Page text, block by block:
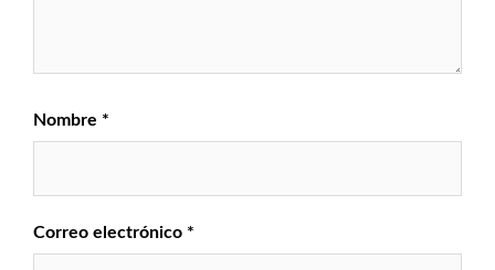
Nombre *
Correo electrónico *